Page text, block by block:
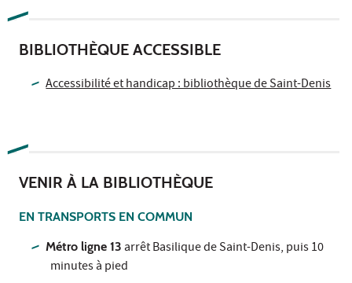
BIBLIOTHÈQUE ACCESSIBLE
Accessibilité et handicap : bibliothèque de Saint-Denis
VENIR À LA BIBLIOTHÈQUE
EN TRANSPORTS EN COMMUN
Métro ligne 13 arrêt Basilique de Saint-Denis, puis 10
minutes à pied